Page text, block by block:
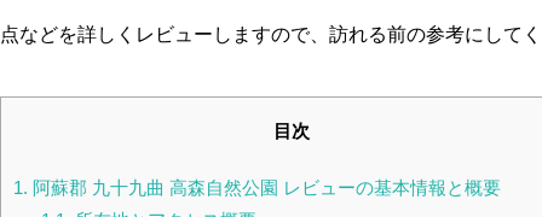
点などを詳しくレビューしますので、訪れる前の参考にして
目次
1. 阿蘇郡 九十九曲 高森自然公園 レビューの基本情報と概要